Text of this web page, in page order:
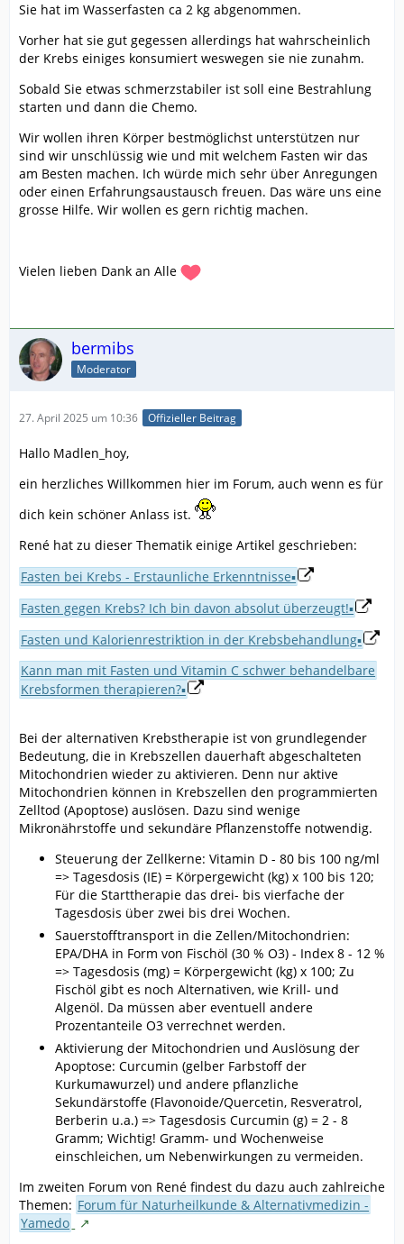
Sie hat im Wasserfasten ca 2 kg abgenommen.
Vorher hat sie gut gegessen allerdings hat wahrscheinlich
der Krebs einiges konsumiert weswegen sie nie zunahm.
Sobald Sie etwas schmerzstabiler ist soll eine Bestrahlung
starten und dann die Chemo.
Wir wollen ihren Körper bestmöglichst unterstützen nur
sind wir unschlüssig wie und mit welchem Fasten wir das
am Besten machen. Ich würde mich sehr über Anregungen
oder einen Erfahrungsaustausch freuen. Das wäre uns eine
grosse Hilfe. Wir wollen es gern richtig machen.
Vielen lieben Dank an Alle
bermibs
Moderator
27. April 2025 um 10:36 Offizieller Beitrag
Hallo Madlen_hoy,
ein herzliches Willkommen hier im Forum, auch wenn es für
dich kein schöner Anlass ist.
René hat zu dieser Thematik einige Artikel geschrieben:
Fasten bei Krebs - Erstaunliche Erkenntnisse▪
Fasten gegen Krebs? Ich bin davon absolut überzeugt!▪
Fasten und Kalorienrestriktion in der Krebsbehandlung▪
Kann man mit Fasten und Vitamin C schwer behandelbare
Krebsformen therapieren?▪
Bei der alternativen Krebstherapie ist von grundlegender
Bedeutung, die in Krebszellen dauerhaft abgeschalteten
Mitochondrien wieder zu aktivieren. Denn nur aktive
Mitochondrien können in Krebszellen den programmierten
Zelltod (Apoptose) auslösen. Dazu sind wenige
Mikronährstoffe und sekundäre Pflanzenstoffe notwendig.
Steuerung der Zellkerne: Vitamin D - 80 bis 100 ng/ml
=> Tagesdosis (IE) = Körpergewicht (kg) x 100 bis 120;
Für die Starttherapie das drei- bis vierfache der
Tagesdosis über zwei bis drei Wochen.
Sauerstofftransport in die Zellen/Mitochondrien:
EPA/DHA in Form von Fischöl (30 % O3) - Index 8 - 12 %
=> Tagesdosis (mg) = Körpergewicht (kg) x 100; Zu
Fischöl gibt es noch Alternativen, wie Krill- und
Algenöl. Da müssen aber eventuell andere
Prozentanteile O3 verrechnet werden.
Aktivierung der Mitochondrien und Auslösung der
Apoptose: Curcumin (gelber Farbstoff der
Kurkumawurzel) und andere pflanzliche
Sekundärstoffe (Flavonoide/Quercetin, Resveratrol,
Berberin u.a.) => Tagesdosis Curcumin (g) = 2 - 8
Gramm; Wichtig! Gramm- und Wochenweise
einschleichen, um Nebenwirkungen zu vermeiden.
Im zweiten Forum von René findest du dazu auch zahlreiche
Themen: Forum für Naturheilkunde & Alternativmedizin -
Yamedo